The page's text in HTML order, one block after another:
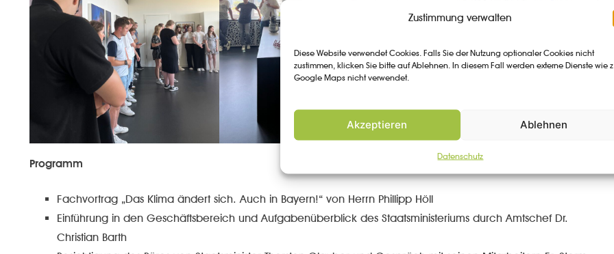
Zustimmung verwalten
Diese Website verwendet Cookies. Falls Sie der Nutzung optionaler Cookies nicht
zustimmen, klicken Sie bitte auf Ablehnen. In diesem Fall werden externe Dienste wie
Google Maps nicht verwendet.
Akzeptieren Ablehnen
Datenschutz
Programm
Fachvortrag „Das Klima ändert sich. Auch in Bayern!“ von Herrn Phillipp Höll
Einführung in den Geschäftsbereich und Aufgabenüberblick des Staatsministeriums durch Amtschef Dr.
Christian Barth